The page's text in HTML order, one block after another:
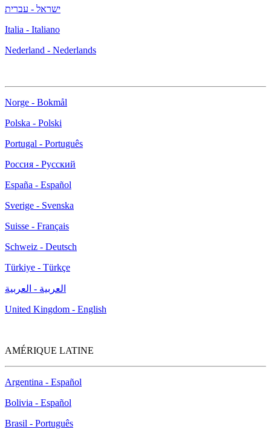
ישראל - עברית
Italia - Italiano
Nederland - Nederlands
Norge - Bokmål
Polska - Polski
Portugal - Português
Россия - Русский
España - Español
Sverige - Svenska
Suisse - Français
Schweiz - Deutsch
Türkiye - Türkçe
العربية - العربية
United Kingdom - English
AMÉRIQUE LATINE
Argentina - Español
Bolivia - Español
Brasil - Português